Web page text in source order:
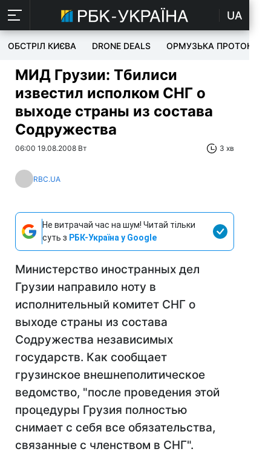
UA
ОБСТРІЛ КИЄВА DRONE DEALS ОРМУЗЬКА ПРОТОКА
МИД Грузии: Тбилиси
известил исполком СНГ о
выходе страны из состава
Содружества
06:00 19.08.2008 Вт 3 хв
RBC.UA
Не витрачай час на шум! Читай тільки
суть з РБК-Україна у Google
Министерство иностранных дел
Грузии направило ноту в
исполнительный комитет СНГ о
выходе страны из состава
Содружества независимых
государств. Как сообщает
грузинское внешнеполитическое
ведомство, "после проведения этой
процедуры Грузия полностью
снимает с себя все обязательства,
связанные с членством в СНГ".